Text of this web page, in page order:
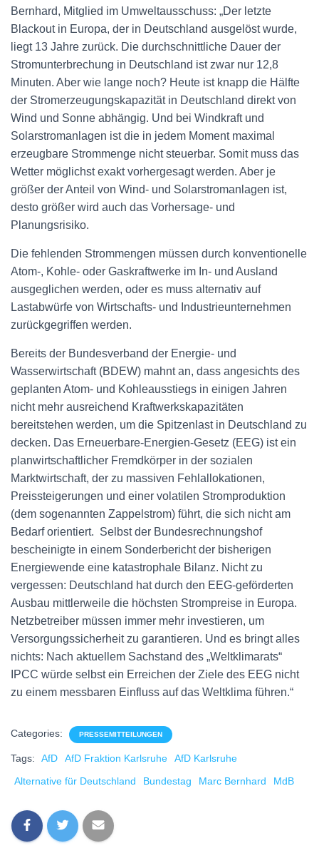
Bernhard, Mitglied im Umweltausschuss: „Der letzte
Blackout in Europa, der in Deutschland ausgelöst wurde,
liegt 13 Jahre zurück. Die durchschnittliche Dauer der
Stromunterbrechung in Deutschland ist zwar nur 12,8
Minuten. Aber wie lange noch? Heute ist knapp die Hälfte
der Stromerzeugungskapazität in Deutschland direkt von
Wind und Sonne abhängig. Und bei Windkraft und
Solarstromanlagen ist die in jedem Moment maximal
erzeugbare Strommenge nicht steuerbar. Somit muss das
Wetter möglichst exakt vorhergesagt werden. Aber je
größer der Anteil von Wind- und Solarstromanlagen ist,
desto größer wird auch das Vorhersage- und
Planungsrisiko.
Die fehlenden Strommengen müssen durch konventionelle
Atom-, Kohle- oder Gaskraftwerke im In- und Ausland
ausgeglichen werden, oder es muss alternativ auf
Lastabwürfe von Wirtschafts- und Industrieunternehmen
zurückgegriffen werden.
Bereits der Bundesverband der Energie- und
Wasserwirtschaft (BDEW) mahnt an, dass angesichts des
geplanten Atom- und Kohleausstiegs in einigen Jahren
nicht mehr ausreichend Kraftwerkskapazitäten
bereitstehen werden, um die Spitzenlast in Deutschland zu
decken. Das Erneuerbare-Energien-Gesetz (EEG) ist ein
planwirtschaftlicher Fremdkörper in der sozialen
Marktwirtschaft, der zu massiven Fehlallokationen,
Preissteigerungen und einer volatilen Stromproduktion
(dem sogenannten Zappelstrom) führt, die sich nicht am
Bedarf orientiert. Selbst der Bundesrechnungshof
bescheinigte in einem Sonderbericht der bisherigen
Energiewende eine katastrophale Bilanz. Nicht zu
vergessen: Deutschland hat durch den EEG-geförderten
Ausbau mittlerweile die höchsten Strompreise in Europa.
Netzbetreiber müssen immer mehr investieren, um
Versorgungssicherheit zu garantieren. Und es bringt alles
nichts: Nach aktuellem Sachstand des „Weltklimarats“
IPCC würde selbst ein Erreichen der Ziele des EEG nicht
zu einem messbaren Einfluss auf das Weltklima führen.“
Categories: PRESSEMITTEILUNGEN
Tags: AfD AfD Fraktion Karlsruhe
AfD Karlsruhe
Alternative für Deutschland
Bundestag Marc Bernhard MdB